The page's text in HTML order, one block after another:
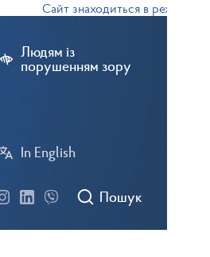
Сайт знаходиться в режимі
Людям із
порушенням зору
In English
Пошук